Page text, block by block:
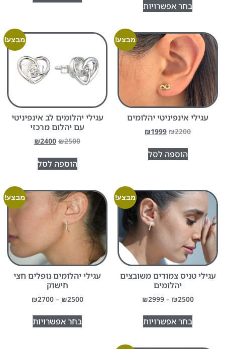
בחר אפשרויות
מבצע!
עגילי אינפיניטי יהלומים
₪2200
₪1999
הוספה לסל
מבצע!
עגילי יהלומים לב אינפיניטי
עם יהלום מרכזי
₪2500
₪2400
הוספה לסל
מבצע!
עגילי טניס צמודים משובצים
יהלומים
₪2500
–
₪2999
בחר אפשרויות
מבצע!
עגילי יהלומים נופלים חצי
חישוק
₪2500
–
₪2700
בחר אפשרויות